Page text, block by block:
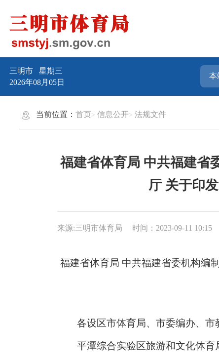
三明市星期三
2026年08月05日
当前位置：首页 信息公开 法规文件
福建省体育局 中共福建省
厅 关于印
来源:三明市体育局 时间：2023-09-11 10:15
福建省体育局 中共福建省委机构编
各设区市体育局、市委编办、市
平潭综合实验区旅游和文化体